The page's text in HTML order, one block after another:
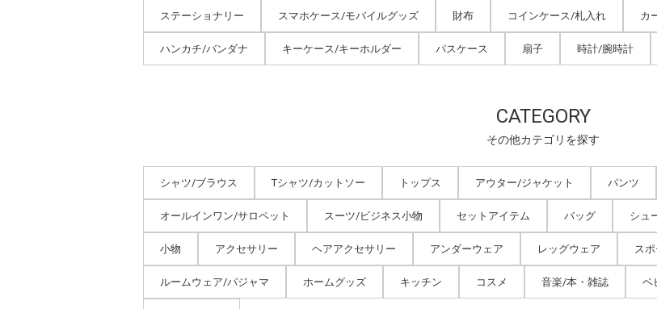
ステーショナリー スマホケース/モバイルグッズ 財布 コインケース/札入れ カ
ハンカチ/バンダナ キーケース/キーホルダー パスケース 扇子 時計/腕時計
CATEGORY
その他カテゴリを探す
シャツ/ブラウス Tシャツ/カットソー トップス アウター/ジャケット パンツ
オールインワン/サロペット スーツ/ビジネス小物 セットアイテム バッグ シュ
小物 アクセサリー ヘアアクセサリー アンダーウェア レッグウェア ス
ルームウェア/パジャマ ホームグッズ キッチン コスメ 音楽/本・雑誌 ベ